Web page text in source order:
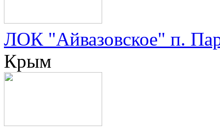
ЛОК "Айвазовское" п.
Крым